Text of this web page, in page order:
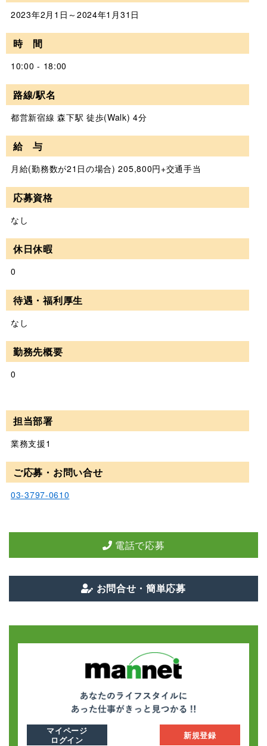
2023年2月1日～2024年1月31日
時 間
10:00 - 18:00
路線/駅名
都営新宿線 森下駅 徒歩(Walk) 4分
給 与
月給(勤務数が21日の場合) 205,800円+交通手当
応募資格
なし
休日休暇
0
待遇・福利厚生
なし
勤務先概要
0
担当部署
業務支援1
ご応募・お問い合せ
03-3797-0610
電話で応募
お問合せ・簡単応募
マイページ
ログイン
新規登録